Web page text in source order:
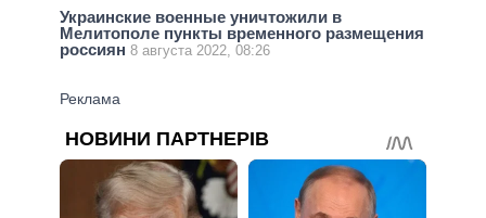
Украинские военные уничтожили в
Мелитополе пункты временного размещения
россиян 8 августа 2022, 08:26